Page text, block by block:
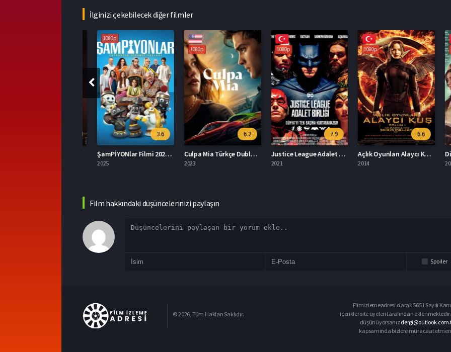
İlginizi çekebilecek diğer filmler
3.6
ŞamPİYONlar Filmi 2025 İzle
1080p
6.2
Culpa Mia Türkçe Dublaj İzle
1080p
7.9
Justice League Adalet Birliği İzle
1080p
6.6
Açlık Oyunları Alaycı Kuş Bölüm 1 İzle
1080p
Dilber
Film hakkındaki düşüncelerinizi paylaşın
Spoiler
© 2026, Tüm Hakları Saklıdır.
Filmizlemeadresi olarak 5651 Sayılı
içerikler site üyeleri tarafından
düşünüyorsanız
kapsamında bizlere müracaat